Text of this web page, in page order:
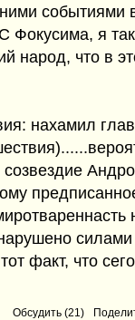
событиями
Фокусима, я
народ, что в
нахамил
факт, что
Обсудить (21)